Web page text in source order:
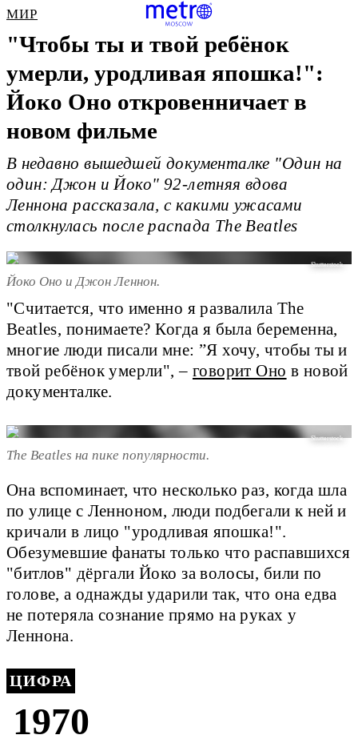
МИР
"Чтобы ты и твой ребёнок
умерли, уродливая япошка!":
Йоко Оно откровенничает в
новом фильме
В недавно вышедшей документалке "Один на
один: Джон и Йоко" 92-летняя вдова
Леннона рассказала, с какими ужасами
столкнулась после распада The Beatles
Shutterstock.
Йоко Оно и Джон Леннон.
"Считается, что именно я развалила The
Beatles, понимаете? Когда я была беременна,
многие люди писали мне: ”Я хочу, чтобы ты и
твой ребёнок умерли", – говорит Оно в новой
документалке.
Shutterstock.
The Beatles на пике популярности.
Она вспоминает, что несколько раз, когда шла
по улице с Ленноном, люди подбегали к ней и
кричали в лицо "уродливая япошка!".
Обезумевшие фанаты только что распавшихся
"битлов" дёргали Йоко за волосы, били по
голове, а однажды ударили так, что она едва
не потеряла сознание прямо на руках у
Леннона.
ЦИФРА
1970